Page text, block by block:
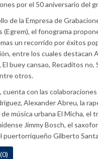
por el 50 aniversario del
de la Empresa de
(Egrem), el fonograma
un recorrido por éxitos
entre los cuales destacan
buey cansao, Recaditos no,
otros.
cuenta con las
Alexander Abreu, la
música urbana El Micha, el
Jimmy Bosch, el
puertorriqueño Gilberto